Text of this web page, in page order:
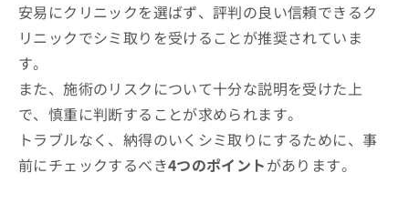
安易にクリニックを選ばず、評判の良い信頼できるク
リニックでシミ取りを受けることが推奨されていま
す。
また、施術のリスクについて十分な説明を受けた上
で、慎重に判断することが求められます。
トラブルなく、納得のいくシミ取りにするために、事
前にチェックするべき4つのポイントがあります。